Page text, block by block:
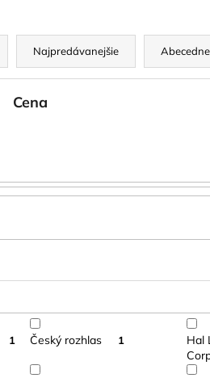
Najpredávanejšie Abecedne
Cena
1 Český rozhlas 1
Hal